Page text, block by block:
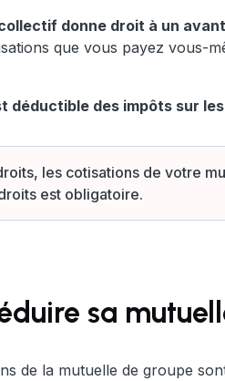
donne droit à un
que vous payez vous-
déductible des impôts sur
les cotisations de votre
est obligatoire.
sa
de la mutuelle de groupe